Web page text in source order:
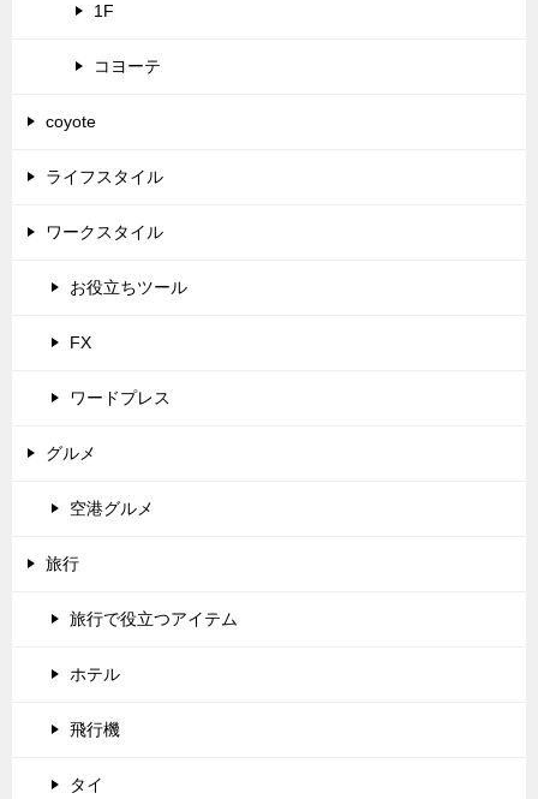
1F
コヨーテ
coyote
ライフスタイル
ワークスタイル
お役立ちツール
FX
ワードプレス
グルメ
空港グルメ
旅行
旅行で役立つアイテム
ホテル
飛行機
タイ